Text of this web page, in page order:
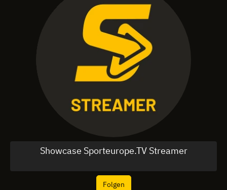
Showcase Sporteurope.TV Streamer
Folgen